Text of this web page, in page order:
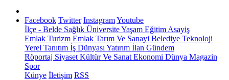
Facebook Twitter InstagramYoutube
İlçe - Belde Sağlık ÜniversiteYaşam Eğitim Asayiş
Emlak Turizm Emlak Tarım Ve Sanayi Belediye Teknoloji
Yerel Tanıtım İş Dünyası Yatırım İlan Gündem
Röportaj Siyaset Kültür Ve Sanat Ekonomi Dünya Magazin
Spor
Künye İletişim RSS